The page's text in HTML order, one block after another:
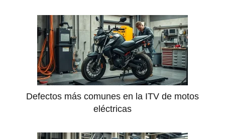
Defectos más comunes en la ITV de motos
eléctricas